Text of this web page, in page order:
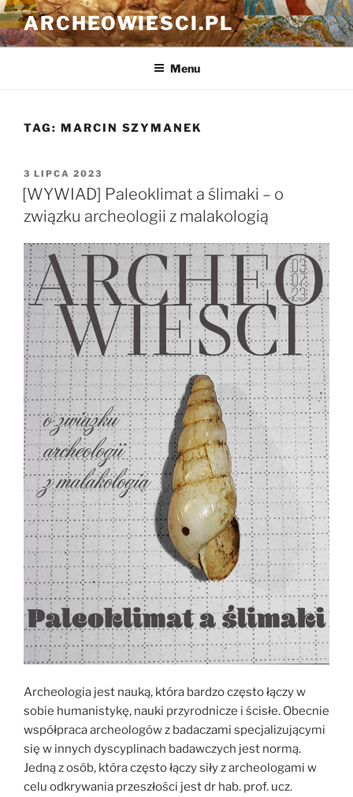
Przejdź
do
treści
ARCHEOWIESCI.PL
Menu
TAG: MARCIN SZYMANEK
OPUBLIKOWANE
W
3 LIPCA 2023
[WYWIAD] Paleoklimat a ślimaki – o
związku archeologii z malakologią
Archeologia jest nauką, która bardzo często łączy w
sobie humanistykę, nauki przyrodnicze i ścisłe. Obecnie
współpraca archeologów z badaczami specjalizującymi
się w innych dyscyplinach badawczych jest normą.
Jedną z osób, która często łączy siły z archeologami w
celu odkrywania przeszłości jest dr hab. prof. ucz.